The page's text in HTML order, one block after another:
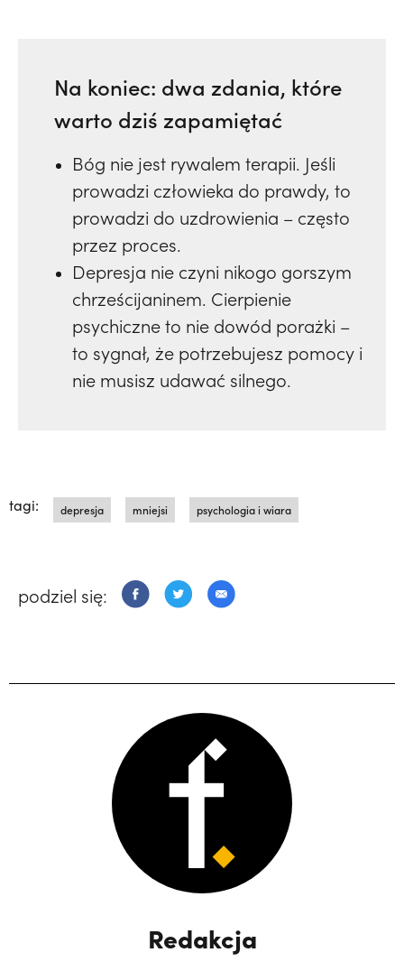
Na koniec: dwa zdania, które
warto dziś zapamiętać
Bóg nie jest rywalem terapii. Jeśli
prowadzi człowieka do prawdy, to
prowadzi do uzdrowienia – często
przez proces.
Depresja nie czyni nikogo gorszym
chrześcijaninem. Cierpienie
psychiczne to nie dowód porażki –
to sygnał, że potrzebujesz pomocy i
nie musisz udawać silnego.
tagi: depresja mniejsi psychologia i wiara
podziel się:
Redakcja